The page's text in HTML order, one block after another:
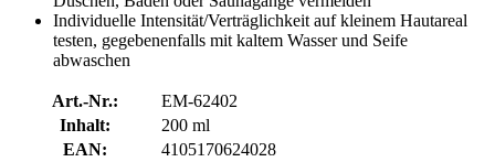
Individuelle Intensität/Verträglichkeit auf kleinem Hautareal
testen, gegebenenfalls mit kaltem Wasser und Seife
abwaschen
Art.-Nr.:
EM-62402
Inhalt:
200 ml
EAN:
4105170624028